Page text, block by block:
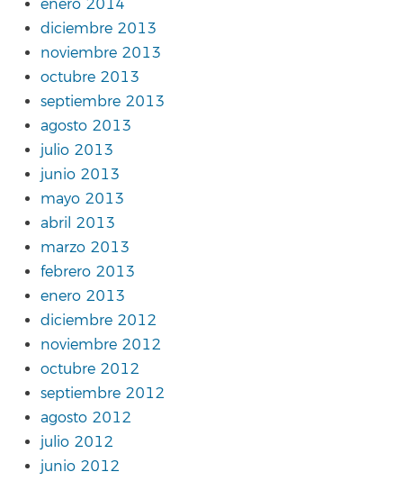
enero 2014
diciembre 2013
noviembre 2013
octubre 2013
septiembre 2013
agosto 2013
julio 2013
junio 2013
mayo 2013
abril 2013
marzo 2013
febrero 2013
enero 2013
diciembre 2012
noviembre 2012
octubre 2012
septiembre 2012
agosto 2012
julio 2012
junio 2012